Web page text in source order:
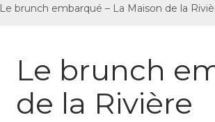
Le brunch embarqué – La Maison de la
Le brunch
de la Rivière